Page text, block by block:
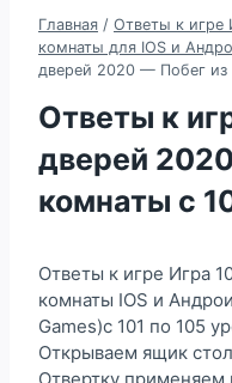
Главная / Ответы к игре
комнаты для IOS и
дверей 2020 — Побег из
Ответы к
дверей
комнаты с
Ответы к игре Игра
комнаты IOS и
Games)с 101 по 105
Открываем ящик